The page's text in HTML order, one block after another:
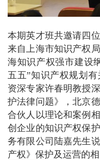
本期英才班共邀请四
来自上海市知识产权
海知识产权强市建设
五五”知识产权规划
资深专家许春明教授
护法律问题》，北京
合伙人以理论和案例
创企业的知识产权保
务有限公司陆嘉先生
产权》保护及运营的相